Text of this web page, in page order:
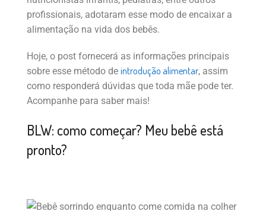
profissionais, adotaram esse modo de encaixar a
alimentação na vida dos bebês.
Hoje, o post fornecerá as informações principais
sobre esse método de introdução alimentar, assim
como responderá dúvidas que toda mãe pode ter.
Acompanhe para saber mais!
BLW: como começar? Meu bebê está
pronto?